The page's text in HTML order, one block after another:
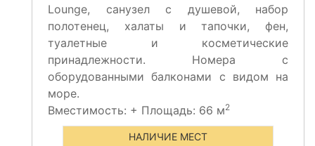
Lounge, санузел с душевой, набор
полотенец, халаты и тапочки, фен,
туалетные и косметические
принадлежности. Номера с
оборудованными балконами с видом на
море.
Вместимость: + Площадь: 66 м2
НАЛИЧИЕ МЕСТ